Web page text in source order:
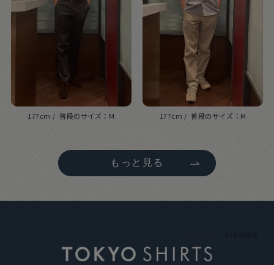
M
177cm M
177cm
もっと見る